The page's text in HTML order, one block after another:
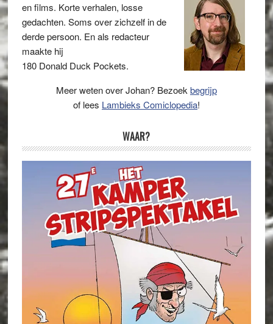
en films. Korte verhalen, losse
gedachten. Soms over zichzelf in de
derde persoon. En als redacteur
maakte hij
180 Donald Duck Pockets.
Meer weten over Johan? Bezoekbegrijp
of lees Lambieks Comiclopedia!
WAAR?